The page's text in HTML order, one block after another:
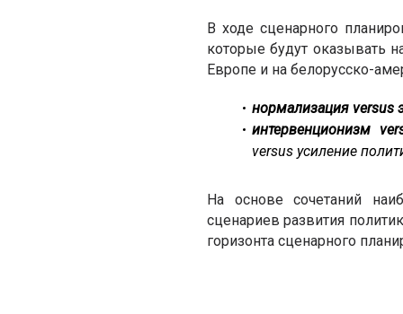
В ходе сценарного
которые будут оказывать
Европе и на белорусско-
нормализация versus
интервенционизм
versus усиление
На основе сочетаний
сценариев развития
горизонта сценарного